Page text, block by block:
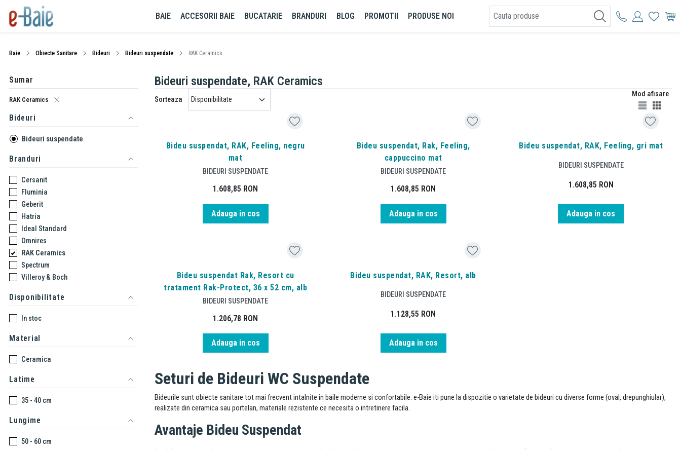
BAIE ACCESORII BAIE BUCATARIE BRANDURI BLOG PROMOTII PRODUSE NOI
Baie Obiecte Sanitare Bideuri Bideuri suspendate RAK Ceramics
Sumar
RAK Ceramics
Bideuri
Bideuri suspendate
Branduri
Cersanit
Fluminia
Geberit
Hatria
Ideal Standard
Omnires
RAK Ceramics
Spectrum
Villeroy & Boch
Disponibilitate
In stoc
Material
Ceramica
Latime
35 - 40 cm
Lungime
50 - 60 cm
Bideuri suspendate, RAK Ceramics
Sorteaza
Mod afisare
Bideu suspendat, RAK, Feeling, negru
mat
BIDEURI SUSPENDATE
1.608,85 RON
Adauga in cos
Bideu suspendat, Rak, Feeling,
cappuccino mat
BIDEURI SUSPENDATE
1.608,85 RON
Adauga in cos
Bideu suspendat, RAK, Feeling, gri mat
BIDEURI SUSPENDATE
1.608,85 RON
Adauga in cos
Bideu suspendat Rak, Resort cu
tratament Rak-Protect, 36 x 52 cm, alb
BIDEURI SUSPENDATE
1.206,78 RON
Adauga in cos
Bideu suspendat, RAK, Resort, alb
BIDEURI SUSPENDATE
1.128,55 RON
Adauga in cos
Seturi de Bideuri WC Suspendate
Bideurile sunt obiecte sanitare tot mai frecvent intalnite in baile moderne si confortabile. e-Baie iti pune la dispozitie o varietate de bideuri cu diverse forme (oval, drepunghiular),
realizate din ceramica sau portelan,materiale rezistente ce necesita o intretinere facila.
Avantaje Bideu Suspendat